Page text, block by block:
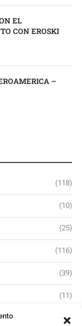
EL
CON EROSKI
–
(118)
(10)
(25)
(116)
(39)
(11)